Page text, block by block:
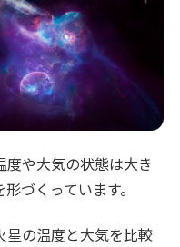
や大気の状態は大き
づくっています。
星の温度と大気を比較